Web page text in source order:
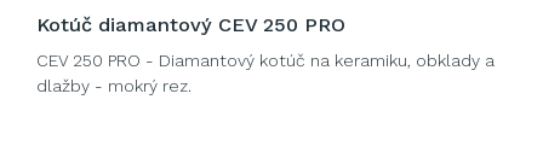
Kotúč diamantový CEV 250 PRO
CEV 250 PRO - Diamantový kotúč na keramiku, obklady a
dlažby - mokrý rez.